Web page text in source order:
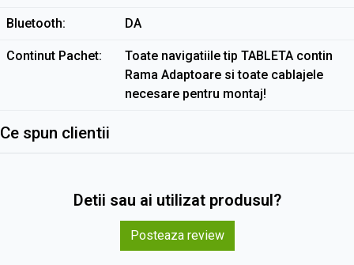
Bluetooth DA
Continut Pachet
Toate navigatiile tip TABLETA contin
Rama Adaptoare si toate cablajele
necesare pentru montaj!
Ce spun clientii
Detii sau ai utilizat produsul?
Posteaza review